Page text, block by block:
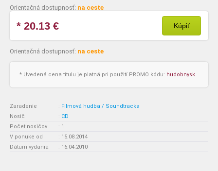
Orientačná dostupnosť: na ceste
* 20.13 € Kúpiť
Orientačná dostupnosť: na ceste
* Uvedená cena titulu je platná pri použití PROMO kódu: hudobnysk
Zaradenie : Filmová hudba / Soundtracks
Nosič
: CD
Počet nosičov
: 1
V ponuke od
: 15.08.2014
Dátum vydania
: 16.04.2010